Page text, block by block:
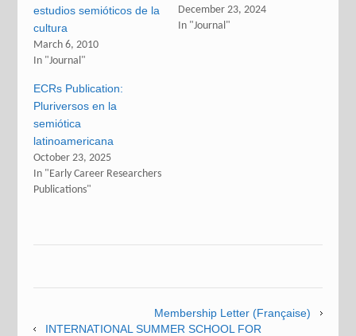
estudios semióticos de la
cultura
March 6, 2010
In "Journal"
December 23, 2024
In "Journal"
ECRs Publication:
Pluriversos en la
semiótica
latinoamericana
October 23, 2025
In "Early Career Researchers
Publications"
Membership Letter (Française)
INTERNATIONAL SUMMER SCHOOL FOR